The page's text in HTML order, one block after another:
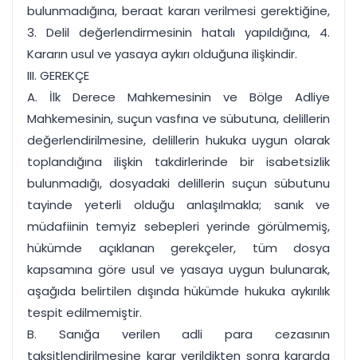
bulunmadığına, beraat kararı verilmesi gerektiğine,
3. Delil değerlendirmesinin hatalı yapıldığına, 4.
Kararın usul ve yasaya aykırı olduğuna ilişkindir.
III. GEREKÇE
A. İlk Derece Mahkemesinin ve Bölge Adliye
Mahkemesinin, suçun vasfına ve sübutuna, delillerin
değerlendirilmesine, delillerin hukuka uygun olarak
toplandığına ilişkin takdirlerinde bir isabetsizlik
bulunmadığı, dosyadaki delillerin suçun sübutunu
tayinde yeterli olduğu anlaşılmakla; sanık ve
müdafiinin temyiz sebepleri yerinde görülmemiş,
hükümde açıklanan gerekçeler, tüm dosya
kapsamına göre usul ve yasaya uygun bulunarak,
aşağıda belirtilen dışında hükümde hukuka aykırılık
tespit edilmemiştir.
B. Sanığa verilen adli para cezasının
taksitlendirilmesine karar verildikten sonra kararda